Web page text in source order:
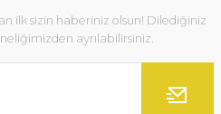
ilk sizin haberiniz olsun! Dilediğiniz
ayrılabilirsiniz.